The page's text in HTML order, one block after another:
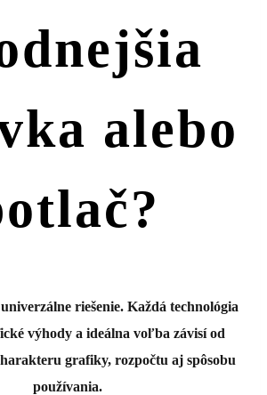
alebo
riešenie. Každá technológia
výhody a ideálna voľba závisí od
grafiky, rozpočtu aj spôsobu
používania.